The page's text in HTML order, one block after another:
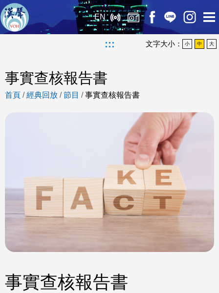
EN
::: 文字大小： 小 中 大
事實查核報告書
首頁 /經典回放 /節目 /事實查核報告書
事實查核報告書